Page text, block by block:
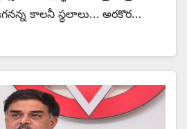
కాలనీ స్థలాలు… అరకొర…